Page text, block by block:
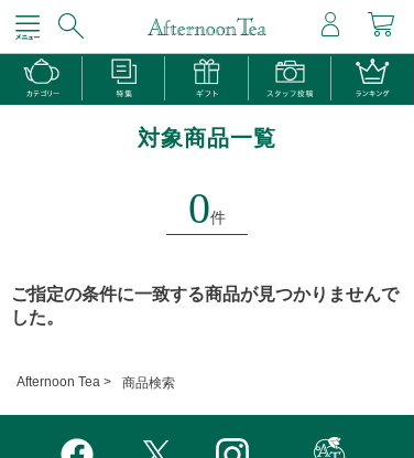
対象商品一覧
0件
ご指定の条件に一致する商品が見つかりませんで
した。
Afternoon Tea > 商品検索